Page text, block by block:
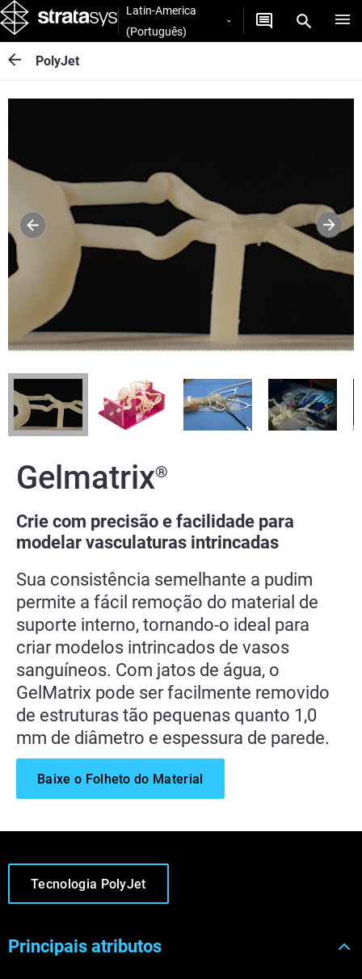
Latin-America
(Português)
PolyJet
Gelmatrix®
Crie com precisão e facilidade para
modelar vasculaturas intrincadas
Sua consistência semelhante a pudim
permite a fácil remoção do material de
suporte interno, tornando-o ideal para
criar modelos intrincados de vasos
sanguíneos. Com jatos de água, o
GelMatrix pode ser facilmente removido
de estruturas tão pequenas quanto 1,0
mm de diâmetro e espessura de parede.
Baixe o Folheto do Material
Principais atributos
Tecnologia PolyJet